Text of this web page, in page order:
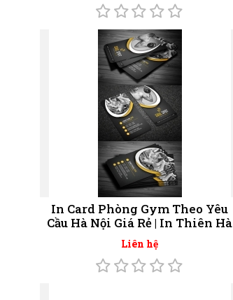
In Card Phòng Gym Theo Yêu
Cầu Hà Nội Giá Rẻ | In Thiên Hà
Liên hệ